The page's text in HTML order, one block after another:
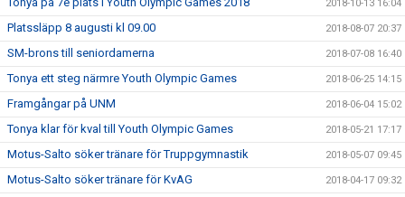
2018-10-13 16:04
Platssläpp 8 augusti kl 09.00 2018-08-07 20:37
SM-brons till seniordamerna 2018-07-08 16:40
Tonya ett steg närmre Youth Olympic Games 2018-06-25 14:15
Framgångar på UNM 2018-06-04 15:02
Tonya klar för kval till Youth Olympic Games 2018-05-21 17:17
Motus-Salto söker tränare för Truppgymnastik 2018-05-07 09:45
Motus-Salto söker tränare för KvAG 2018-04-17 09:32